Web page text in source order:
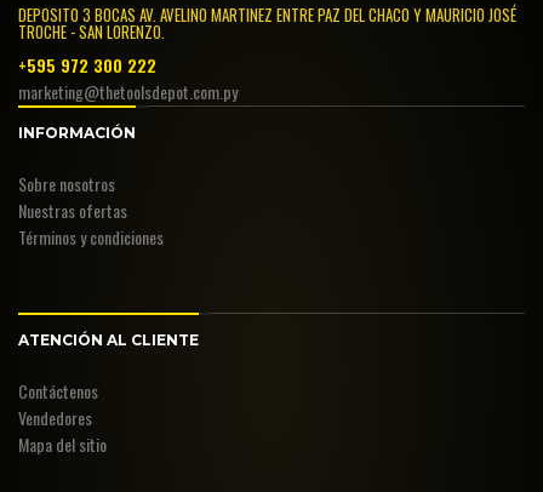
DEPOSITO 3 BOCAS AV. AVELINO MARTINEZ ENTRE PAZ DEL CHACO Y MAURICIO JOSÉ
TROCHE - SAN LORENZO.
+595 972 300 222
marketing@thetoolsdepot.com.py
INFORMACIÓN
Sobre nosotros
Nuestras ofertas
Términos y condiciones
ATENCIÓN AL CLIENTE
Contáctenos
Vendedores
Mapa del sitio